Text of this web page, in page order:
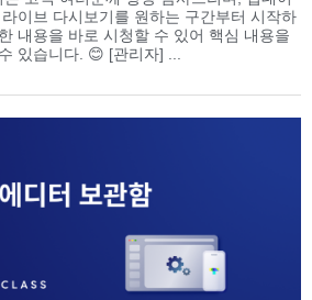
이브 다시보기를 원하는 구간부터 시작하
내용을 바로 시청할 수 있어 핵심 내용을
있습니다. 😊 [관리자] ...